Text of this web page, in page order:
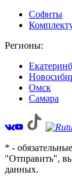
Софиты
Регионы:
Омск
Самара
* -
"Отправить", вы
данных.